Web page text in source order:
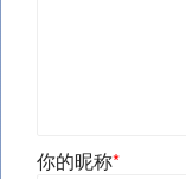
你的昵称*